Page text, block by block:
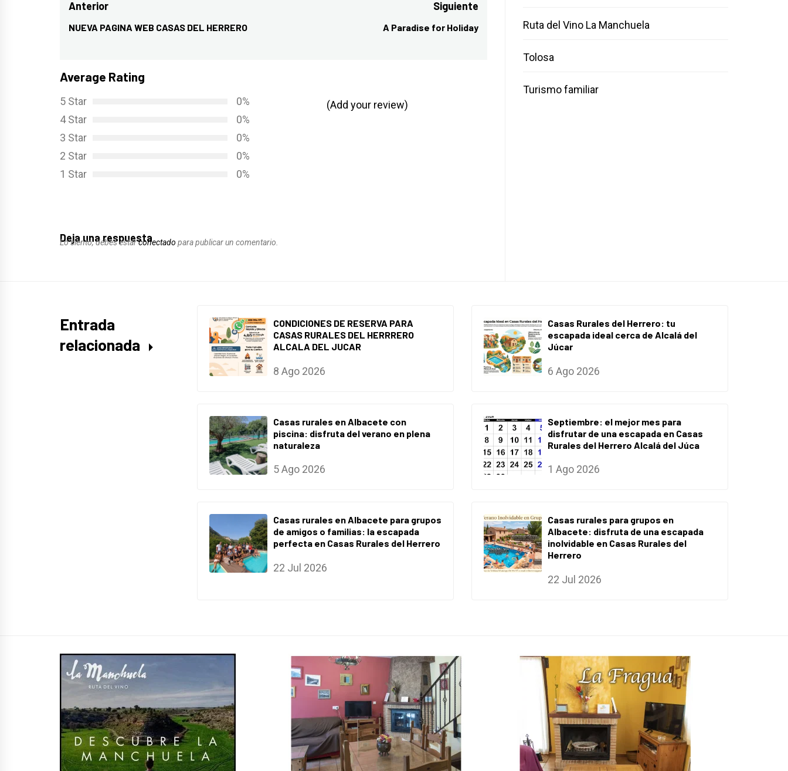
Navegación
de
Anterior
Entrada
NUEVA PAGINA WEB CASAS DEL HERRERO
Siguiente
Entrada
A Paradise for Holiday
Average Rating
5 Star
0%
4 Star
0%
3 Star
0%
2 Star
0%
1 Star
0%
(Add your review)
Deja una respuesta
Lo siento, debes estarconectado para publicar un comentario.
Ruta del Vino La Manchuela
Tolosa
Turismo familiar
Entrada
relacionada
CONDICIONES DE RESERVA PARA
CASAS RURALES DEL HERRRERO
ALCALA DEL JUCAR
8 Ago 2026
Casas Rurales del Herrero: tu
escapada ideal cerca de Alcalá del
Júcar
6 Ago 2026
Casas rurales en Albacete con
piscina: disfruta del verano en plena
naturaleza
5 Ago 2026
Septiembre: el mejor mes para
disfrutar de una escapada en Casas
Rurales del Herrero Alcalá del Júca
1 Ago 2026
Casas rurales en Albacete para grupos
de amigos o familias: la escapada
perfecta en Casas Rurales del Herrero
22 Jul 2026
Casas rurales para grupos en
Albacete: disfruta de una escapada
inolvidable en Casas Rurales del
Herrero
22 Jul 2026